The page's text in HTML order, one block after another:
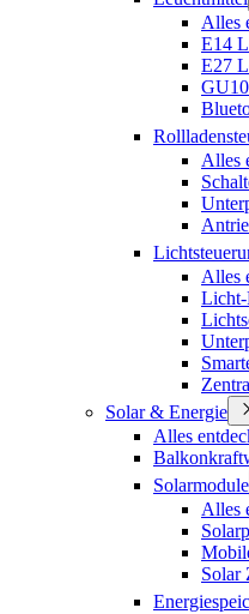
Alles
E14
E27
Alles
Alles
Licht-
Solar & Energie
Alles
Solarmodule
Alles
Solar